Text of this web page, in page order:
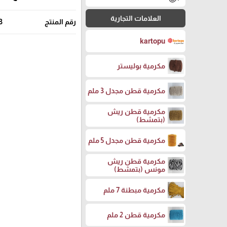
العلامات التجارية
kartopu
مكرمية بوليستر
مكرمية قطن مجدل 3 ملم
مكرمية قطن ريش
(بتمشط)
مكرمية قطن مجدل 5 ملم
مكرمية قطن ريش
مونس (بتمشط)
مكرمية مبطنة 7 ملم
مكرمية قطن 2 ملم
رقم المنتج